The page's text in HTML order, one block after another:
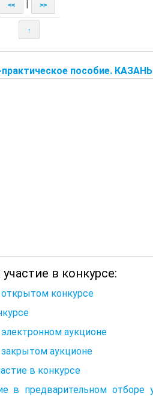
<< >>
↑
пособие. КАЗАНЬ
в конкурсе:
открытом конкурсе
аукционе
закрытом аукционе
в конкурсе
в предварительном отборе